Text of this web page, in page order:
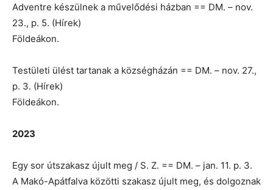
Adventre készülnek a művelődési házban == DM. – nov.
23., p. 5. (Hírek)
Földeákon.
Testületi ülést tartanak a községházán == DM. – nov. 27.,
p. 3. (Hírek)
Földeákon.
2023
Egy sor útszakasz újult meg / S. Z. == DM. – jan. 11. p. 3.
A Makó-Apátfalva közötti szakasz újult meg, és dolgoznak